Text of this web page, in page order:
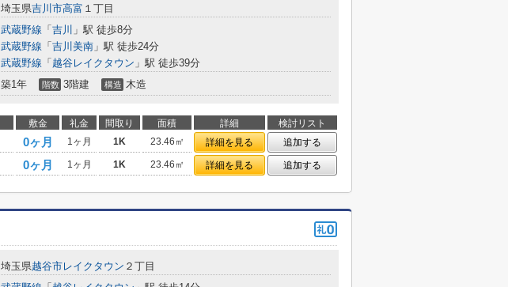
埼玉県吉川市高富 １丁目
武蔵野線 「 吉川 」駅 徒歩8分
武蔵野線 「 吉川美南 」駅 徒歩24分
武蔵野線 「 越谷レイクタウン 」駅 徒歩39分
築1年 階数 3階建 構造 木造
敷金 礼金 間取り 面積 詳細
検討リスト
0ヶ月 1ヶ月 1K 23.46㎡ 詳細を見る
追加する
0ヶ月 1ヶ月 1K 23.46㎡ 詳細を見る 追加する
埼玉県越谷市レイクタウン ２丁目